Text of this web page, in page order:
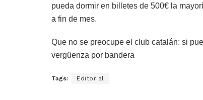
pueda dormir en billetes de 500€ la
a fin de mes.
Que no se preocupe el club catalán: si
vergüenza por bandera
Tags: Editorial